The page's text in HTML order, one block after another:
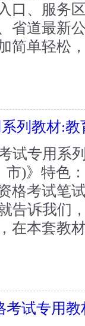
口、服务
省道最新
简单轻松
列教材:
试专用系
)》特色
格考试笔
告诉我们
在本套教
考试专用